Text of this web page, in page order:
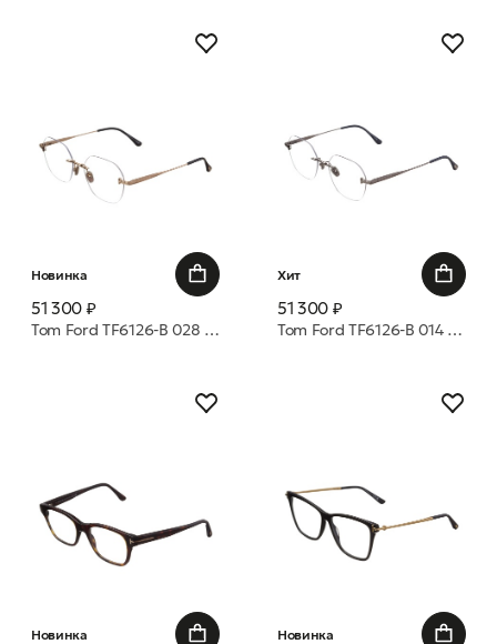
Новинка
51 300 ₽
Tom Ford TF6126-B 028 52 оправа
Хит
51 300 ₽
Tom Ford TF6126-B 014 52 оправа
Новинка Новинка